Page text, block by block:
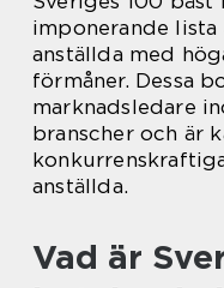
imponerande
anställda med
förmåner. Dessa
marknadsledare
branscher och är
anställda.
Vad är